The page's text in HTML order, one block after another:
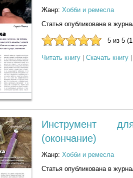
Жанр: Хобби и ремесла
Статья опубликована в
5 из 5
Читать книгу Скачать книгу
Инструмент
(окончание)
Жанр: Хобби и ремесла
Статья опубликована в